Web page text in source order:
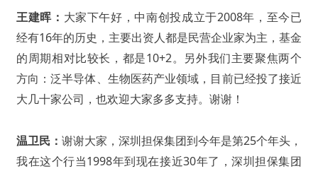
王建晖： 大家下午好，中南创投成立于2008年，至今已
经有16年的历史，主要出资人都是民营企业家为主，基金
的周期相对比较长，都是10+2。另外我们主要聚焦两个
方向：泛半导体、生物医药产业领域，目前已经投了接近
大几十家公司，也欢迎大家多多支持。谢谢！
温卫民： 谢谢大家，深圳担保集团到今年是第25个年头，
我在这个行当1998年到现在接近30年了，深圳担保集团